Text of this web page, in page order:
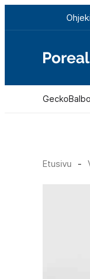
sisältöön
Gecko
Etusivu -